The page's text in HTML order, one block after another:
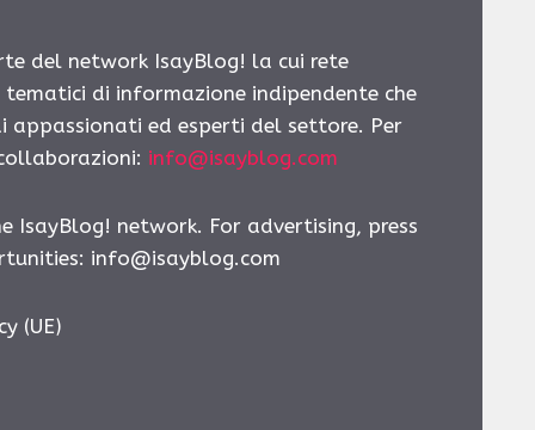
del network IsayBlog! la cui rete
di informazione indipendente che
ed esperti del settore. Per
info@isayblog.com
IsayBlog! network. For advertising, press
info@isayblog.com
(UE)